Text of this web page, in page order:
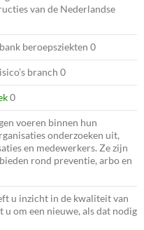
van de Nederlandse
beroepsziekten 0
branch 0
0
voeren binnen hun
onderzoeken uit,
en medewerkers. Ze zijn
rond preventie, arbo en
u inzicht in de kwaliteit van
om een nieuwe, als dat nodig